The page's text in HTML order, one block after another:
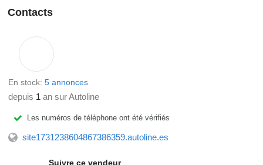
Contacts
En stock: 5 annonces
depuis 1 an sur Autoline
Les numéros de téléphone ont été vérifiés
site1731238604867386359.autoline.es
Suivre ce vendeur